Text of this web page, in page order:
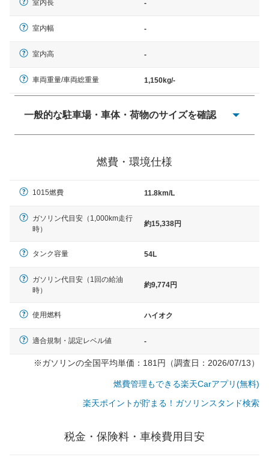
室内長 -
室内幅 -
室内高 -
車両重量/車両総重量 1,150kg/-
一般的な駐車場・車体・荷物のサイズを確認
× 長さ 5,000mm 車路幅 5,000mmというサイズが標準値
燃費・環境仕様
1015燃費 11.8km/L
ガソリン代目安（1,000km走行
時）
約15,338円
タンク容量 54L
ガソリン代目安（1回の給油
時）
約9,774円
使用燃料 ハイオク
適合規制・認定レベル値 -
※ガソリンの全国平均単価：181円（調査日：2026/07/13）
燃費管理もできる楽天Carアプリ(無料)
楽天ポイントが貯まる！ガソリンスタンド検索
税金・保険料・車検費用目安